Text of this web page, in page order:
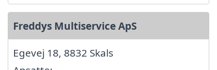
Freddys Multiservice ApS
Egevej 18, 8832 Skals